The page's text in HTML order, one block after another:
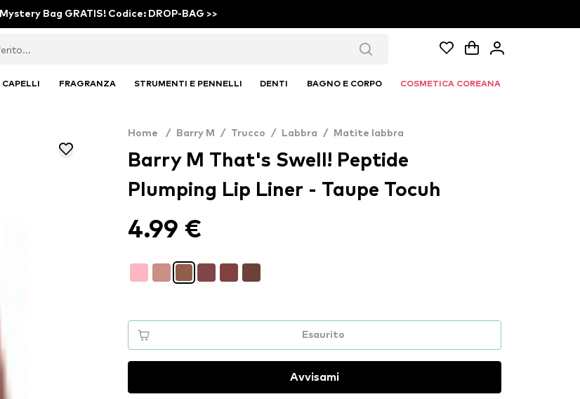
Mystery Bag GRATIS! Codice: DROP-BAG >>
CAPELLI FRAGRANZA STRUMENTI E PENNELLI DENTI BAGNO E CORPO COSMETICA COREANA
Home / Barry M / Trucco / Labbra / Matite labbra
Barry M That's Swell! Peptide
Plumping Lip Liner - Taupe Tocuh
4.99 €
Esaurito
Avvisami